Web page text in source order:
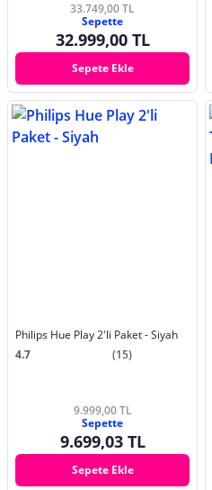
33.749,00 TL
Sepette
32.999,00 TL
Sepete Ekle
Philips Hue Play 2'li Paket - Siyah
4.7
(15)
9.999,00 TL
Sepette
9.699,03 TL
Sepete Ekle